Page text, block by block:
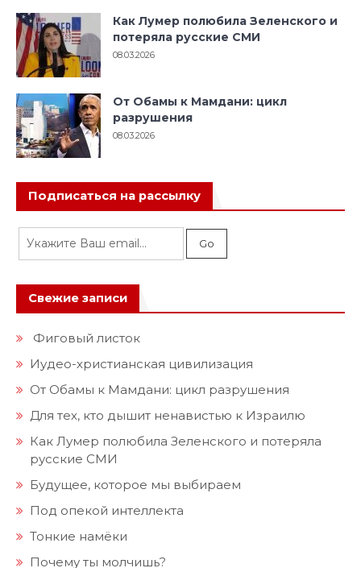
Как Лумер полюбила Зеленского и
потеряла русские СМИ
08.03.2026
От Обамы к Мамдани: цикл
разрушения
08.03.2026
Подписаться на рассылку
Свежие записи
Фиговый листок
Иудео-христианская цивилизация
От Обамы к Мамдани: цикл разрушения
Для тех, кто дышит ненавистью к Израилю
Как Лумер полюбила Зеленского и потеряла
русские СМИ
Будущее, которое мы выбираем
Под опекой интеллекта
Тонкие намёки
Почему ты молчишь?